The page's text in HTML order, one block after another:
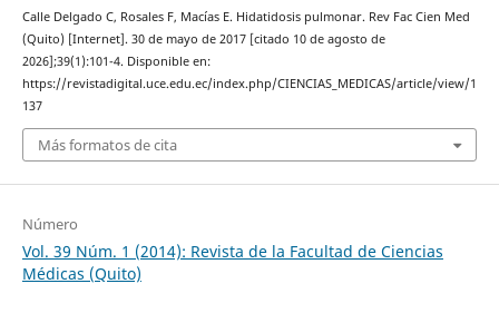
Calle Delgado C, Rosales F, Macías E. Hidatidosis pulmonar. Rev Fac Cien Med
(Quito) [Internet]. 30 de mayo de 2017 [citado 10 de agosto de
2026];39(1):101-4. Disponible en:
https://revistadigital.uce.edu.ec/index.php/CIENCIAS_MEDICAS/article/view/1
137
Más formatos de cita
Número
Vol. 39 Núm. 1 (2014): Revista de la Facultad de Ciencias
Médicas (Quito)